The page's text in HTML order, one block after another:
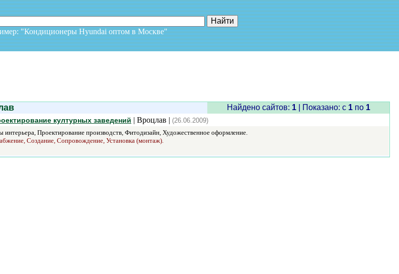
"Кондиционеры Hyundai оптом в Москве"
Найдено сайтов: 1| Показано: c 1по 1
културных заведений | Вроцлав | (26.06.2009)
Проектирование производств, Фитодизайн, Художественное оформление.
Создание, Сопровождение, Установка (монтаж).